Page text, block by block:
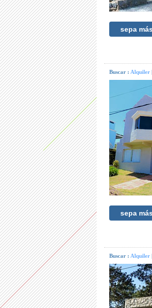
sepa más
Buscar : Alquiler
sepa más
Buscar : Alquiler